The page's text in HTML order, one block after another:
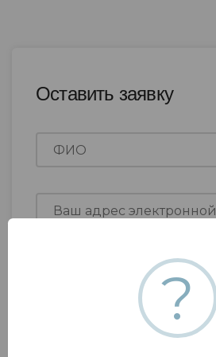
Оставить заявку
?